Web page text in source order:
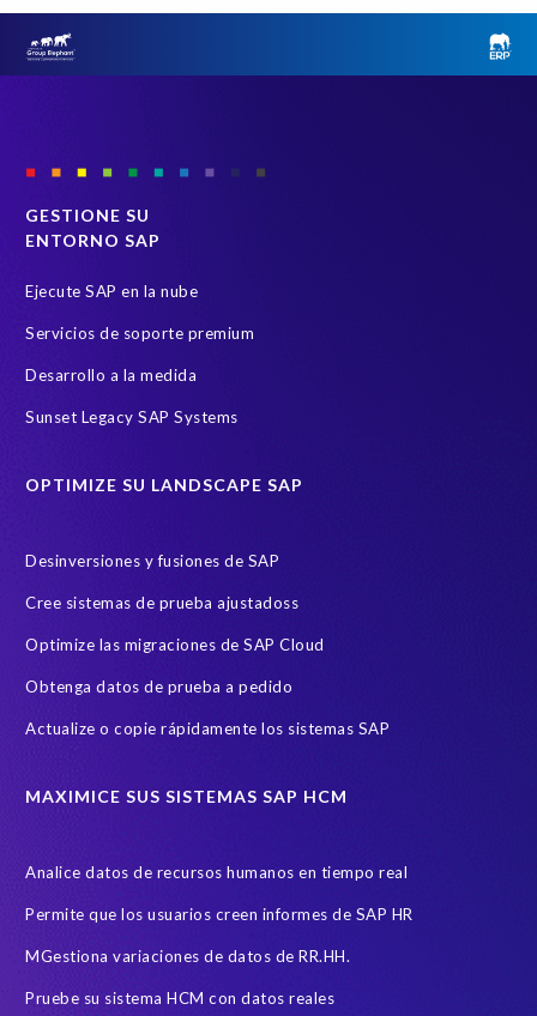
GESTIONE SU
ENTORNO SAP
Ejecute SAP en la nube
Servicios de soporte premium
Desarrollo a la medida
Sunset Legacy SAP Systems
OPTIMIZE SU LANDSCAPE SAP
Desinversiones y fusiones de SAP
Cree sistemas de prueba ajustadoss
Optimize las migraciones de SAP Cloud
Obtenga datos de prueba a pedido
Actualize o copie rápidamente los sistemas SAP
MAXIMICE SUS SISTEMAS SAP HCM
Analice datos de recursos humanos en tiempo real
Permite que los usuarios creen informes de SAP HR
MGestiona variaciones de datos de RR.HH.
Pruebe su sistema HCM con datos reales